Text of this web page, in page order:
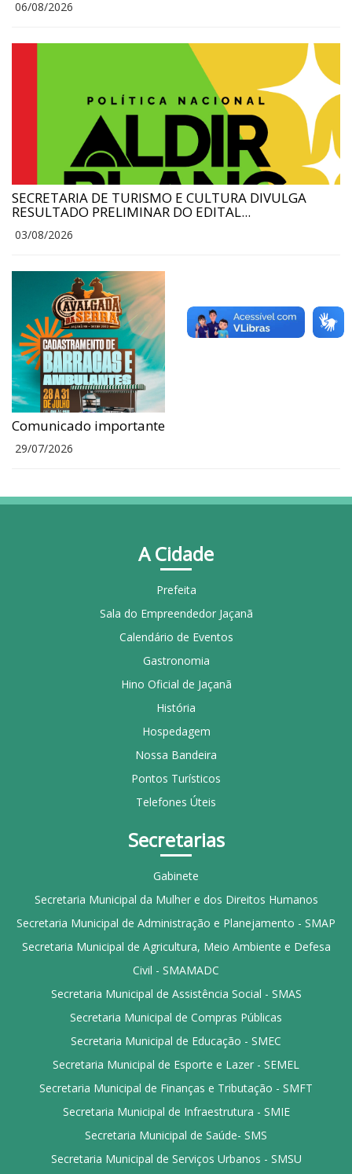
06/08/2026
SECRETARIA DE TURISMO E CULTURA DIVULGA
RESULTADO PRELIMINAR DO EDITAL...
03/08/2026
Comunicado importante
29/07/2026
A Cidade
Prefeita
Sala do Empreendedor Jaçanã
Calendário de Eventos
Gastronomia
Hino Oficial de Jaçanã
História
Hospedagem
Nossa Bandeira
Pontos Turísticos
Telefones Úteis
Secretarias
Gabinete
Secretaria Municipal da Mulher e dos Direitos Humanos
Secretaria Municipal de Administração e Planejamento - SMAP
Secretaria Municipal de Agricultura, Meio Ambiente e Defesa
Civil - SMAMADC
Secretaria Municipal de Assistência Social - SMAS
Secretaria Municipal de Compras Públicas
Secretaria Municipal de Educação - SMEC
Secretaria Municipal de Esporte e Lazer - SEMEL
Secretaria Municipal de Finanças e Tributação - SMFT
Secretaria Municipal de Infraestrutura - SMIE
Secretaria Municipal de Saúde- SMS
Secretaria Municipal de Serviços Urbanos - SMSU